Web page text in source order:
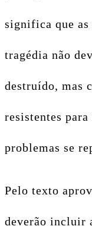
significa que as
tragédia não
destruído, mas
resistentes
problemas se
Pelo texto
deverão incluir